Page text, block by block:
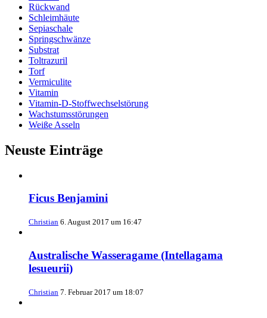
Rückwand
Schleimhäute
Sepiaschale
Springschwänze
Substrat
Toltrazuril
Torf
Vermiculite
Vitamin
Vitamin-D-Stoffwechselstörung
Wachstumsstörungen
Weiße Asseln
Neuste Einträge
Ficus Benjamini
Christian 6. August 2017 um 16:47
Australische Wasseragame (Intellagama
lesueurii)
Christian 7. Februar 2017 um 18:07